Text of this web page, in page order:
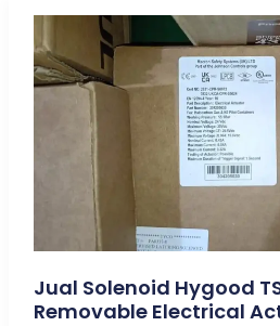
Jual Solenoid Hygood
Removable Electrical